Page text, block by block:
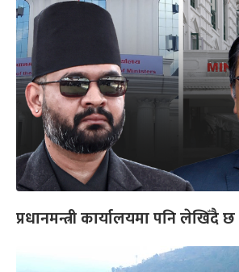
प्रधानमन्त्री कार्यालयमा पनि लेखिँदै